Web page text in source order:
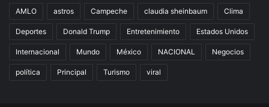
AMLO astros Campeche claudia sheinbaum Clima
Deportes Donald Trump Entretenimiento Estados Unidos
Internacional Mundo México NACIONAL Negocios
política Principal Turismo viral